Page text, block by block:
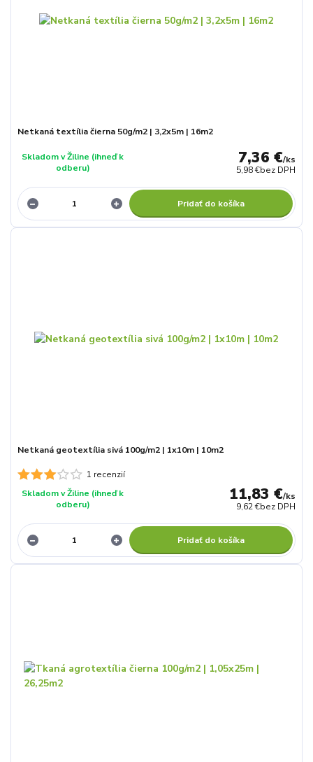
Netkaná textília čierna 50g/m2 | 3,2x5m | 16m2
7,36 €/ks
5,98 €bez DPH
Skladom v Žiline (ihneď k
odberu)
Pridať do košíka
1 recenzií
Netkaná geotextília sivá 100g/m2 | 1x10m | 10m2
11,83 €/ks
9,62 €bez DPH
Skladom v Žiline (ihneď k
odberu)
Pridať do košíka